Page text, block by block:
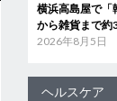
横浜高島屋で
から雑貨まで約
2026年8月5日
ヘルスケア